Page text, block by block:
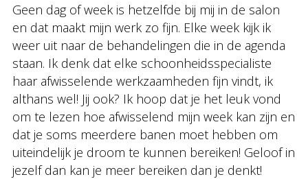
Geen dag of week is hetzelfde bij mij in de salon
en dat maakt mijn werk zo fijn. Elke week kijk ik
weer uit naar de behandelingen die in de agenda
staan. Ik denk dat elke schoonheidsspecialiste
haar afwisselende werkzaamheden fijn vindt, ik
althans wel! Jij ook? Ik hoop dat je het leuk vond
om te lezen hoe afwisselend mijn week kan zijn en
dat je soms meerdere banen moet hebben om
uiteindelijk je droom te kunnen bereiken! Geloof in
jezelf dan kan je meer bereiken dan je denkt!